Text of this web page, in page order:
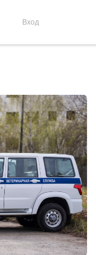
Вход